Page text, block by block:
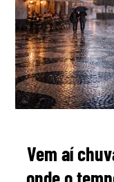
Vem aí